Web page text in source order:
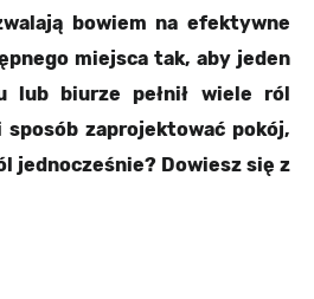
bowiem na efektywne
miejsca tak, aby jeden
lub biurze pełnił wiele ról
sposób zaprojektować pokój,
jednocześnie? Dowiesz się z